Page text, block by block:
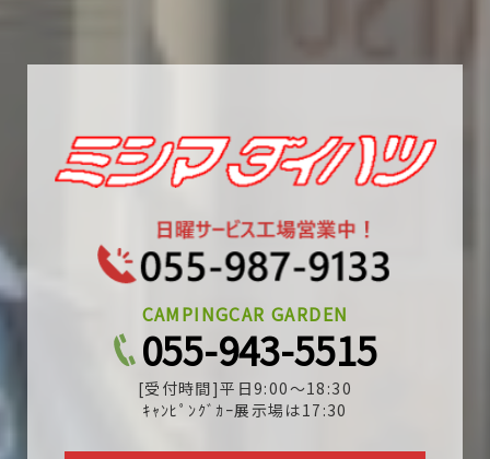
CAMPINGCAR GARDEN
055-943-5515
[受付時間]平日9:00～18:30
ｷｬﾝﾋﾟﾝｸﾞｶｰ展示場は17:30